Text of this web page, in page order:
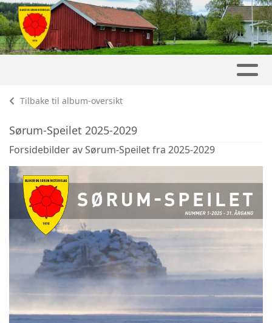
Tilbake til album-oversikt
Sørum-Speilet 2025-2029
Forsidebilder av Sørum-Speilet fra 2025-2029